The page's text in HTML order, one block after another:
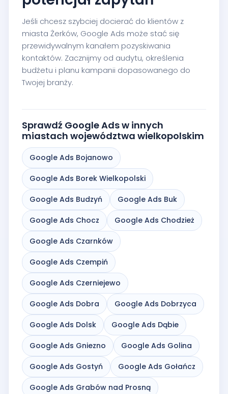
Jeśli chcesz szybciej docierać do klientów z
miasta Żerków, Google Ads może stać się
przewidywalnym kanałem pozyskiwania
kontaktów. Zacznijmy od audytu, określenia
budżetu i planu kampanii dopasowanego do
Twojej branży.
Sprawdź Google Ads w innych
miastach województwa wielkopolskim
Google Ads Bojanowo
Google Ads Borek Wielkopolski
Google Ads Budzyń Google Ads Buk
Google Ads Chocz Google Ads Chodzież
Google Ads Czarnków
Google Ads Czempiń
Google Ads Czerniejewo
Google Ads Dobra Google Ads Dobrzyca
Google Ads Dolsk Google Ads Dąbie
Google Ads Gniezno Google Ads Golina
Google Ads Gostyń Google Ads Gołańcz
Google Ads Grabów nad Prosną